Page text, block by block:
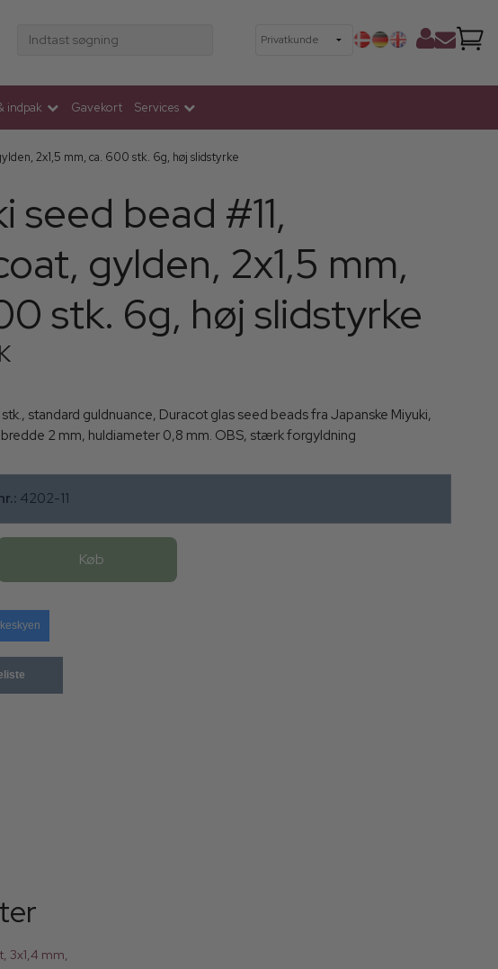
Indtast søgning
indpak Gavekort Services
2x1,5 mm, ca. 600 stk. 6g, høj slidstyrke
seed bead #11,
gylden, 2x1,5 mm,
stk. 6g, høj slidstyrke
standard guldnuance, Duracot glas seed beads fra Japanske Miyuki,
2 mm, huldiameter 0,8 mm. OBS, stærk forgyldning
4202-11
Køb
3x1,4 mm,